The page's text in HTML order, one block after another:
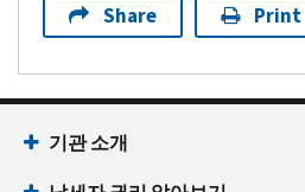
Share Print
기관 소개